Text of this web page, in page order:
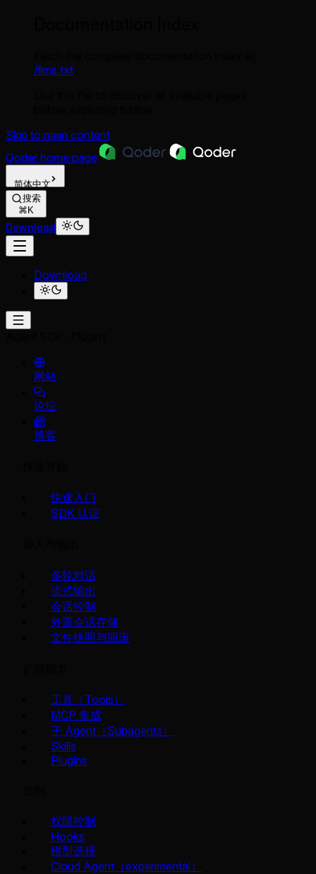
/llms.txt
Skip to main content
Qoder home page
简体中文
搜索
⌘K
Download
Download
网站
论坛
博客
快速入门
SDK 认证
多轮对话
流式输出
会话控制
外置会话存储
文件快照与回滚
工具（Tools）
MCP 集成
子 Agent（Subagents）
Skills
Plugins
权限控制
Hooks
模型选择
Cloud Agent（experimental）